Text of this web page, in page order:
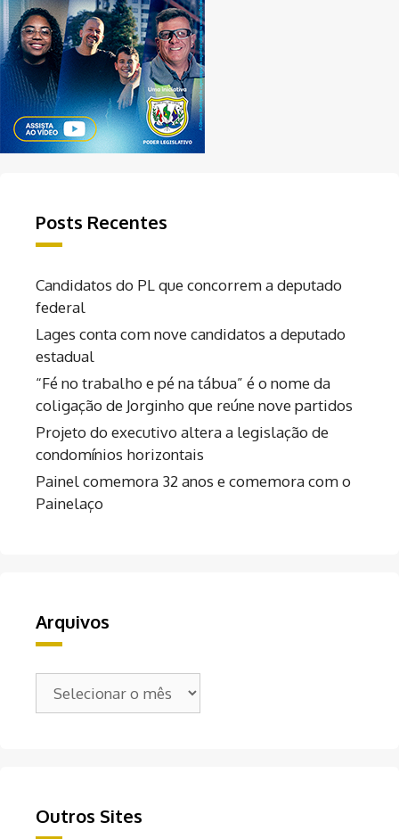
Posts Recentes
Candidatos do PL que concorrem a deputado
federal
Lages conta com nove candidatos a deputado
estadual
“Fé no trabalho e pé na tábua” é o nome da
coligação de Jorginho que reúne nove partidos
Projeto do executivo altera a legislação de
condomínios horizontais
Painel comemora 32 anos e comemora com o
Painelaço
Arquivos
Outros Sites